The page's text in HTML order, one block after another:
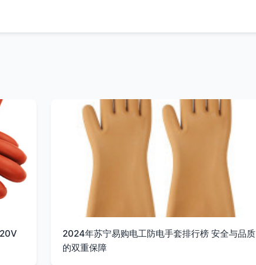
2024年苏宁易购电工防电手套排行榜 安全与品质
的双重保障